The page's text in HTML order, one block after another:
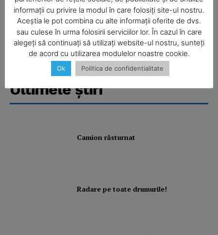
Ultimele ştiri
Camion răsturnat
Radare pe toate drumurile!
informații cu privire la modul în care folosiți site-ul nostru.
Aceștia le pot combina cu alte informații oferite de dvs.
sau culese în urma folosirii serviciilor lor. În cazul în care
alegeți să continuați să utilizați website-ul nostru, sunteți
de acord cu utilizarea modulelor noastre cookie.
Ok Politica de confidentialitate